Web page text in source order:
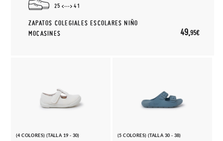
25 41
ZAPATOS COLEGIALES ESCOLARES NIÑO
MOCASINES
49,95€
(4 COLORES) (TALLA 19 - 30) (5 COLORES) (TALLA 30 - 38)